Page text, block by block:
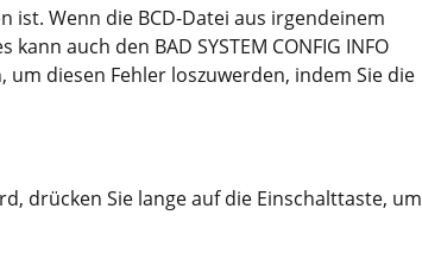
ist. Wenn die BCD-Datei aus irgendeinem
auch den BAD SYSTEM CONFIG INFO
diesen Fehler loszuwerden, indem Sie die
drücken Sie lange auf die Einschalttaste, um